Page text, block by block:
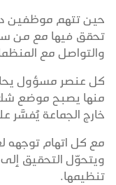
حين تتهم موظفين
تحقق فيها مع من
والتواصل مع
كل عنصر مسؤول
منها يصبح موضع
خارج الجماعة يُفسَّر
مع كل اتهام توجهه
ويتحوّل التحقيق
تنظيمها.